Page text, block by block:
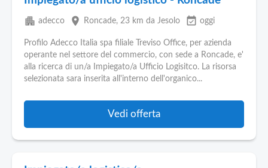
apartment adecco place Roncade, 23 km da Jesolo event_available oggi
Profilo Adecco Italia spa filiale Treviso Office, per azienda
operante nel settore del commercio, con sede a Roncade, e'
alla ricerca di un/a Impiegato/a Ufficio Logisitco. La risorsa
selezionata sara inserita all'interno dell'organico...
Vedi offerta